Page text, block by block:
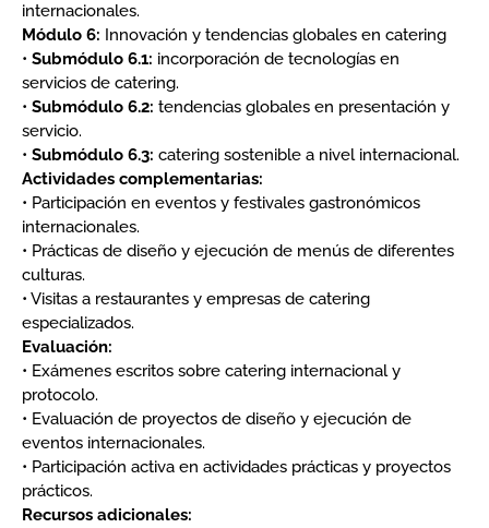
internacionales.
Módulo 6: Innovación y tendencias globales en catering
• Submódulo 6.1: incorporación de tecnologías en
servicios de catering.
• Submódulo 6.2: tendencias globales en presentación y
servicio.
• Submódulo 6.3: catering sostenible a nivel internacional.
Actividades complementarias:
• Participación en eventos y festivales gastronómicos
internacionales.
• Prácticas de diseño y ejecución de menús de diferentes
culturas.
• Visitas a restaurantes y empresas de catering
especializados.
Evaluación:
• Exámenes escritos sobre catering internacional y
protocolo.
• Evaluación de proyectos de diseño y ejecución de
eventos internacionales.
• Participación activa en actividades prácticas y proyectos
prácticos.
Recursos adicionales: